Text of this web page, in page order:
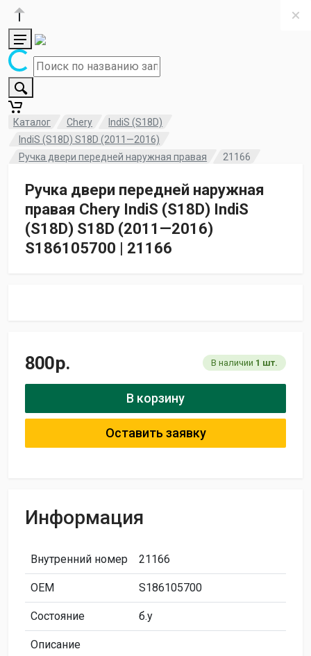
Каталог Chery
IndiS (S18D)
IndiS (S18D) S18D (2011—2016)
Ручка двери передней наружная правая
21166
Ручка двери передней наружная
правая Chery IndiS (S18D) IndiS
(S18D) S18D (2011—2016)
S186105700 | 21166
800р. В наличии 1 шт.
В корзину
Оставить заявку
Информация
Внутренний номер 21166
ОЕМ S186105700
Состояние б.у
Описание